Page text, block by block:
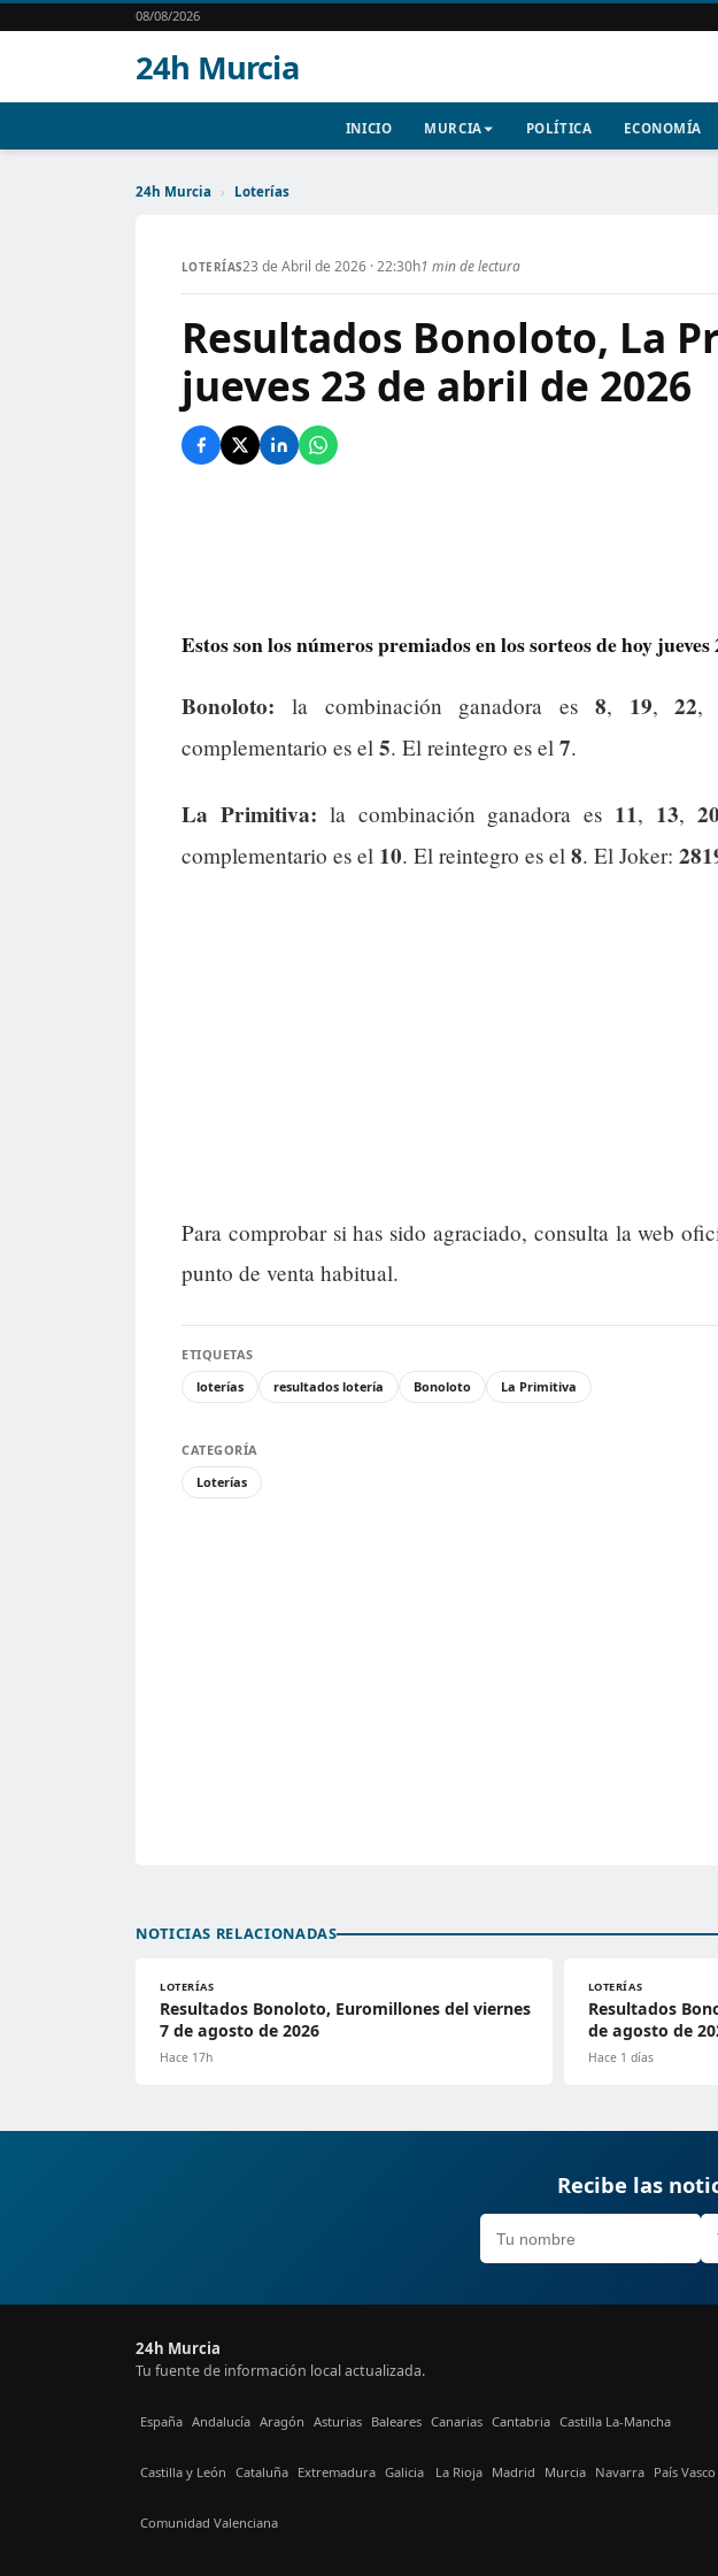
08/08/2026
24h Murcia
INICIO MURCIA POLÍTICA ECONOMÍA
24h Murcia › Loterías
LOTERÍAS23 de Abril de 2026 · 22:30h1 min de lectura
Resultados Bonoloto, La
jueves 23 de abril de 2026
Estos son los números premiados en los sorteos de hoy
Bonoloto: la combinación ganadora es 8, 19,22,
complementario es el 5. El reintegro es el 7.
La Primitiva: la combinación ganadora es 11, 13, 20
complementario es el 10. El reintegro es el 8. El Joker:
Para comprobar si has sido agraciado, consulta la web
punto de venta habitual.
ETIQUETAS
loterías
resultados lotería Bonoloto La Primitiva
CATEGORÍA
Loterías
NOTICIAS RELACIONADAS
LOTERÍAS
Resultados Bonoloto, Euromillones del viernes
7 de agosto de 2026
Hace 17h
LOTERÍAS
Resultados
de agosto de
Hace 1 días
Recibe las
24h Murcia
Tu fuente de información local actualizada.
España Andalucía Aragón Asturias Baleares Canarias Cantabria Castilla La-Mancha
Castilla y León Cataluña Extremadura Galicia La Rioja Madrid Murcia Navarra País Vasco
Comunidad Valenciana